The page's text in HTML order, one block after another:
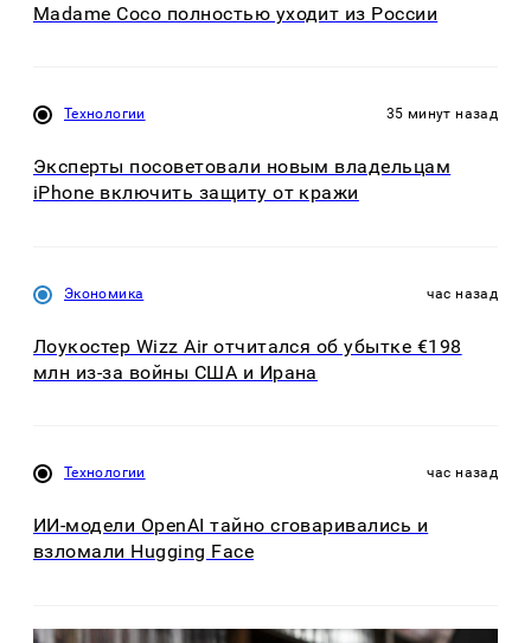
Madame Coco полностью уходит из России
Технологии 35 минут назад
Эксперты посоветовали новым владельцам
iPhone включить защиту от кражи
Экономика час назад
Лоукостер Wizz Air отчитался об убытке €198
млн из-за войны США и Ирана
Технологии час назад
ИИ-модели OpenAI тайно сговаривались и
взломали Hugging Face